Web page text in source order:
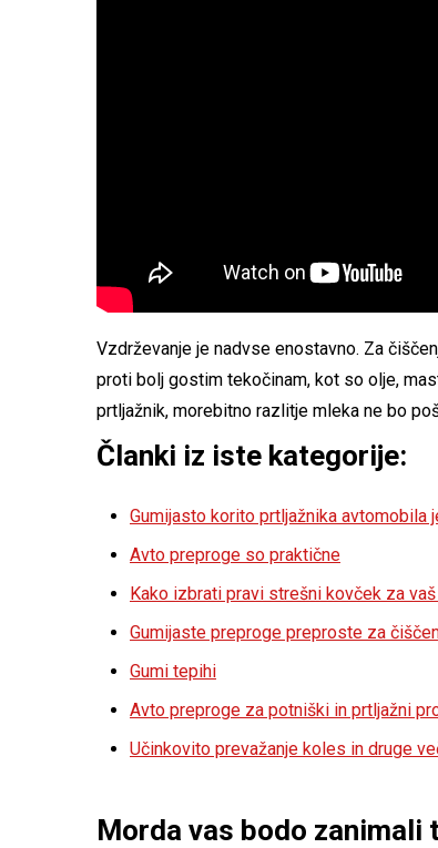
Vzdrževanje je nadvse enostavno. Za
proti bolj gostim tekočinam, kot so olje,
prtljažnik, morebitno razlitje mleka ne bo
Članki iz iste kategorije:
Gumijasto korito prtljažnika avtomobila
Avto preproge so praktične
Kako izbrati pravi strešni kovček za
Gumijaste preproge preproste za
Gumi tepihi
Avto preproge za potniški in prtljažni
Učinkovito prevažanje koles in druge
Morda vas bodo zanimali